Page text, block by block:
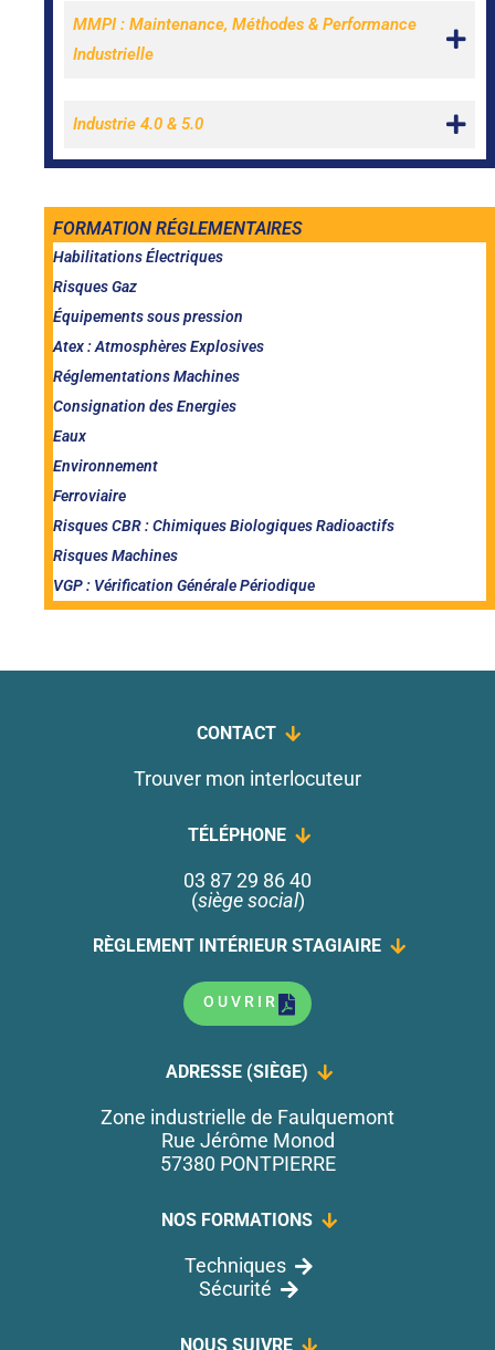
MMPI : Maintenance, Méthodes & Performance
Industrielle
Industrie 4.0 & 5.0
FORMATION RÉGLEMENTAIRES
Habilitations Électriques
Risques Gaz
Équipements sous pression
Atex : Atmosphères Explosives
Réglementations Machines
Consignation des Energies
Eaux
Environnement
Ferroviaire
Risques CBR : Chimiques Biologiques Radioactifs
Risques Machines
VGP : Vérification Générale Périodique
CONTACT
Trouver mon interlocuteur
TÉLÉPHONE
03 87 29 86 40
(siège social)
RÈGLEMENT INTÉRIEUR STAGIAIRE
OUVRIR
ADRESSE (SIÈGE)
Zone industrielle de Faulquemont
Rue Jérôme Monod
57380 PONTPIERRE
NOS FORMATIONS
Techniques
Sécurité
NOUS SUIVRE